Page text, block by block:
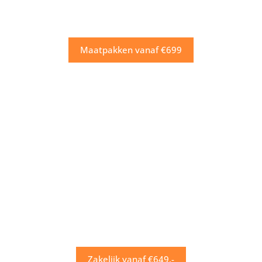
Maatpakken vanaf €699
Zakelijk vanaf €649,-